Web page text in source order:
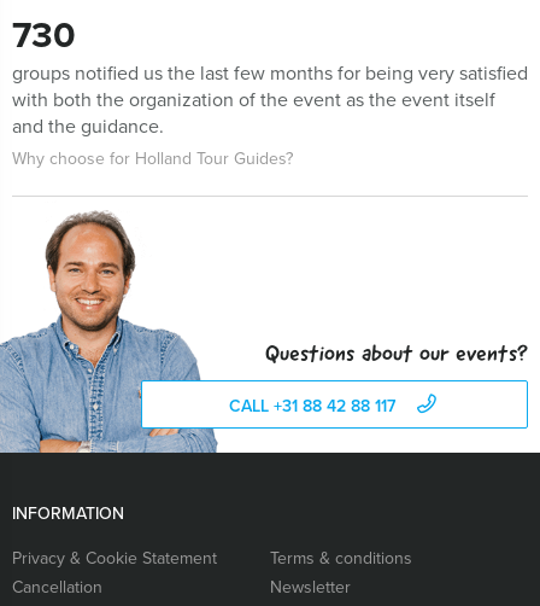
730
groups notified us the last few months for being very satisfied
with both the organization of the event as the event itself
and the guidance.
Why choose for Holland Tour Guides?
Questions about our events?
CALL +31 88 42 88 117
INFORMATION
Privacy & Cookie Statement
Terms & conditions
Cancellation
Newsletter